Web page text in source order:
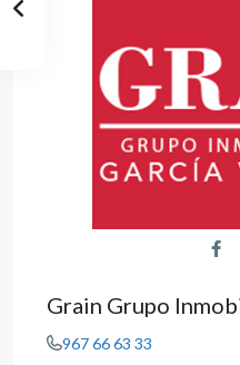
Grain Grupo
967 66 63 33